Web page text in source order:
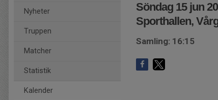
Nyheter
Truppen
Matcher
Statistik
Kalender
Söndag 15 jun
Sporthallen,
Samling: 16:15